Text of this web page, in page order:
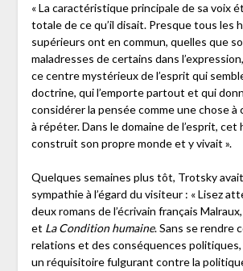
« La caractéristique principale de sa voix
totale de ce qu’il disait. Presque tous les
supérieurs ont en commun, quelles que
maladresses de certains dans
ce centre mystérieux de l’esprit qui
doctrine, qui l’emporte partout et qui
considérer la pensée comme une chose à
à répéter. Dans le domaine de l’esprit, cet
construit son propre monde et y vivait ».
Quelques semaines plus tôt, Trotsky
sympathie à l’égard du visiteur : « Lisez
deux romans de l’écrivain français Malraux,
et La Condition humaine. Sans se rendre
relations et des conséquences
un réquisitoire fulgurant contre la